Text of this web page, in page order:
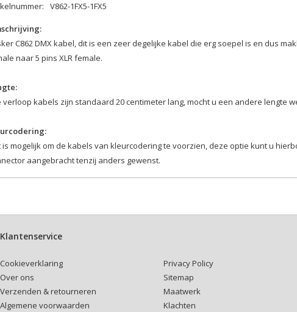
V862-1FX5-1FX5
C862 DMX kabel, dit is een zeer degelijke kabel die erg soepel is en dus
naar 5 pins XLR female.
verloop kabels zijn standaard 20 centimeter lang, mocht u een andere lengte
is mogelijk om de kabels van kleurcodering te voorzien, deze optie kunt u
aangebracht tenzij anders gewenst.
Klantenservice
Cookieverklaring
Over ons
Verzenden & retourneren
Algemene voorwaarden
Privacy Policy
Sitemap
Maatwerk
Klachten